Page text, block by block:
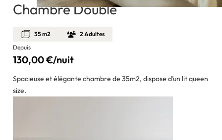
Chambre Double
35 m2
2 Adultes
Depuis
130,00 €/nuit
Spacieuse et élégante chambre de 35m2, dispose d’un lit queen
size.